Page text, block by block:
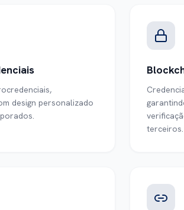
design personalizado
terceiros.